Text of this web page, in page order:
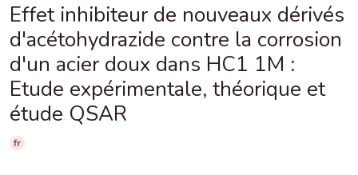
Effet inhibiteur de nouveaux dérivés
d'acétohydrazide contre la corrosion
d'un acier doux dans HC1 1M :
Etude expérimentale, théorique et
étude QSAR
fr